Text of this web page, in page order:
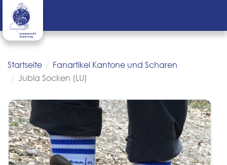
Startseite
Fanartikel Kantone und Scharen
Jubla Socken (LU)